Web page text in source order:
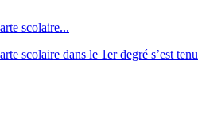
scolaire...
scolaire dans le 1er degré s’est tenu